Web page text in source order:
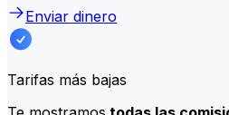
Enviar dinero
Tarifas más bajas